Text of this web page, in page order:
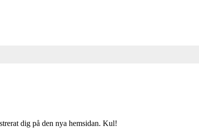
dig på den nya hemsidan. Kul!